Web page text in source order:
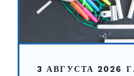
3 АВГУСТА 2026